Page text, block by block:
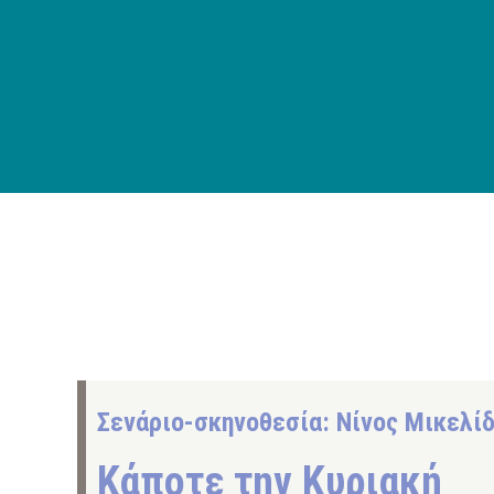
Σενάριο-σκηνοθεσία: Νίνος
Κάποτε την Κυριακή